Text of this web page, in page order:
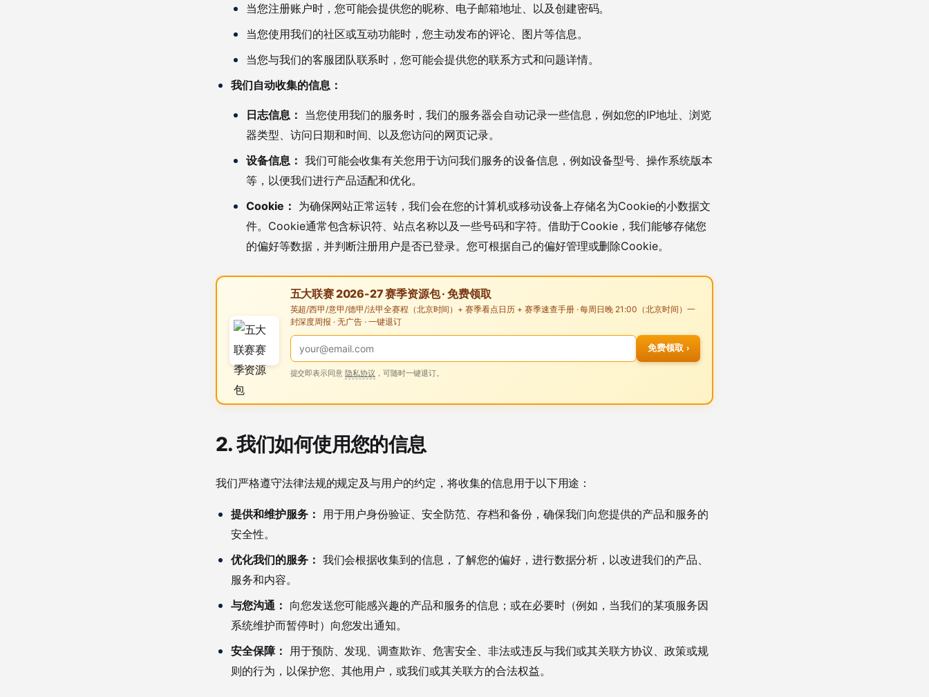
当您注册账户时，您可能会提供您的昵称、电子邮箱地址、以及创建密码。
当您使用我们的社区或互动功能时，您主动发布的评论、图片等信息。
当您与我们的客服团队联系时，您可能会提供您的联系方式和问题详情。
我们自动收集的信息：
日志信息： 当您使用我们的服务时，我们的服务器会自动记录一些信息，例如您的IP地址、浏览
器类型、访问日期和时间、以及您访问的网页记录。
设备信息： 我们可能会收集有关您用于访问我们服务的设备信息，例如设备型号、操作系统版本
等，以便我们进行产品适配和优化。
Cookie： 为确保网站正常运转，我们会在您的计算机或移动设备上存储名为Cookie的小数据文
件。Cookie通常包含标识符、站点名称以及一些号码和字符。借助于Cookie，我们能够存储您
的偏好等数据，并判断注册用户是否已登录。您可根据自己的偏好管理或删除Cookie。
五大联赛 2026-27 赛季资源包 · 免费领取
英超/西甲/意甲/德甲/法甲全赛程（北京时间）+ 赛季看点日历 + 赛季速查手册 · 每周日晚 21:00（北京时间）一
封深度周报 · 无广告 · 一键退订
免费领取 ›
提交即表示同意隐私协议 ，可随时一键退订。
2. 我们如何使用您的信息
我们严格遵守法律法规的规定及与用户的约定，将收集的信息用于以下用途：
提供和维护服务： 用于用户身份验证、安全防范、存档和备份，确保我们向您提供的产品和服务的
安全性。
优化我们的服务： 我们会根据收集到的信息，了解您的偏好，进行数据分析，以改进我们的产品、
服务和内容。
与您沟通： 向您发送您可能感兴趣的产品和服务的信息；或在必要时（例如，当我们的某项服务因
系统维护而暂停时）向您发出通知。
安全保障： 用于预防、发现、调查欺诈、危害安全、非法或违反与我们或其关联方协议、政策或规
则的行为，以保护您、其他用户，或我们或其关联方的合法权益。